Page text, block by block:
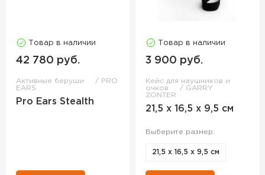
Товар в наличии
42 780 руб.
Активные беруши
PRO
EARS
Pro Ears Stealth
Товар в наличии
3 900 руб.
Кейс для наушников и
очков
GARRY
ZONTER
21,5 х 16,5 х 9,5 см
Выберите размер:
21,5 х 16,5 х 9,5 см